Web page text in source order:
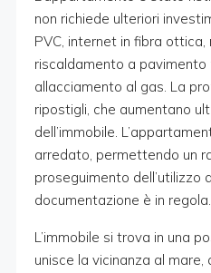
non richiede ulteriori
PVC, internet in fibra
riscaldamento a pavimento
allacciamento al gas. La
ripostigli, che aumentano
dell’immobile.
arredato, permettendo un
proseguimento dell’utilizzo
documentazione è in regola.
L’immobile si trova in una
unisce la vicinanza al